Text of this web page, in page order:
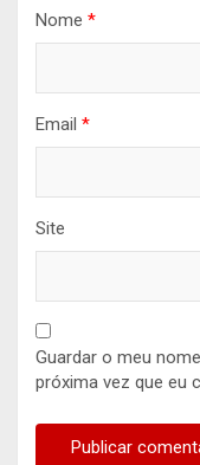
Nome *
Email *
Site
Guardar o meu
próxima vez que eu